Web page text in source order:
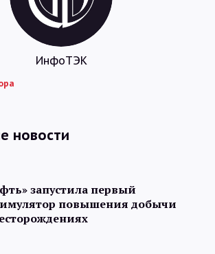
ИнфоТЭК
новости
запустила первый
повышения добычи